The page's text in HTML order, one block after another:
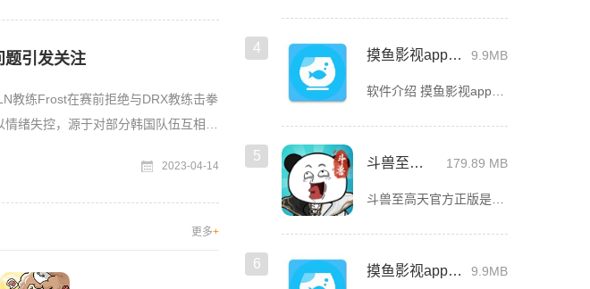
题引发关注
教练Frost在赛前拒绝与DRX教练击拳
绪失控，源于对部分韩国队伍互相分
2023-04-14
更多+
4 摸鱼影视app官方版下载安装 9.9MB
5 斗兽至高天 179.89 MB
6 摸鱼影视app最新版下载 9.9MB